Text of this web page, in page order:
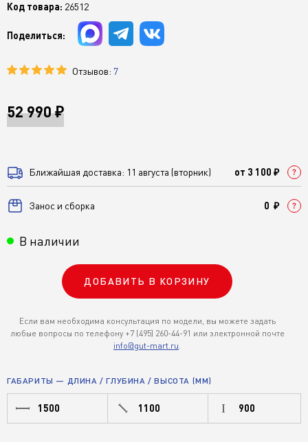
Код товара: 26512
Поделиться:
Отзывов: 7
52 990 ₽
Ближайшая доставка: 11 августа (вторник) от 3 100 ₽
Занос и сборка 0 ₽
В наличии
ДОБАВИТЬ В КОРЗИНУ
Если вам необходима консультация по модели, вы можете задать
любые вопросы по телефону +7 (495) 260-44-91 или электронной почте
info@gut-mart.ru.
ГАБАРИТЫ — ДЛИНА / ГЛУБИНА / ВЫСОТА (ММ)
1500 1100 900